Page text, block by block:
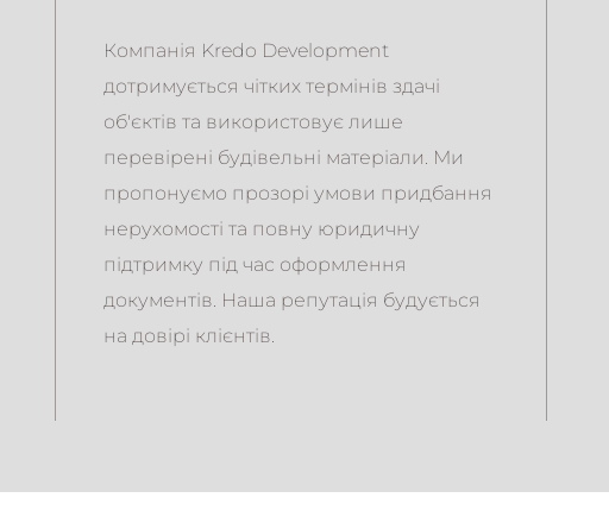
Компанія Kredo Development
дотримується чітких термінів здачі
об'єктів та використовує лише
перевірені будівельні матеріали. Ми
пропонуємо прозорі умови придбання
нерухомості та повну юридичну
підтримку під час оформлення
документів. Наша репутація будується
на довірі клієнтів.